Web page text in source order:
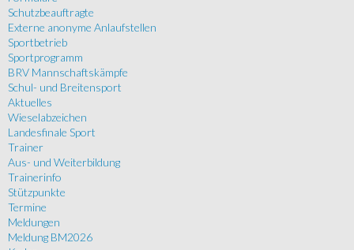
Schutzbeauftragte
Externe anonyme Anlaufstellen
Sportbetrieb
Sportprogramm
BRV Mannschaftskämpfe
Schul- und Breitensport
Aktuelles
Wieselabzeichen
Landesfinale Sport
Trainer
Aus- und Weiterbildung
Trainerinfo
Stützpunkte
Termine
Meldungen
Meldung BM2026